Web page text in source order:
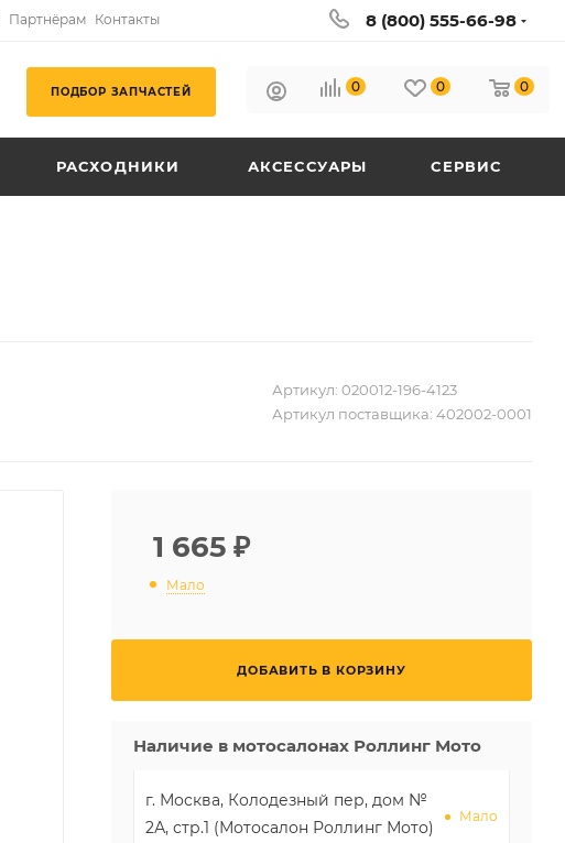
Партнёрам Контакты 8 (800) 555-66-98
ПОДБОР ЗАПЧАСТЕЙ 0 0 0
РАСХОДНИКИ АКСЕССУАРЫ СЕРВИС
Артикул: 020012-196-4123
Артикул поставщика: 402002-0001
1 665 ₽
Мало
ДОБАВИТЬ В КОРЗИНУ
Наличие в мотосалонах Роллинг Мото
г. Москва, Колодезный пер, дом №
2А, стр.1 (Мотосалон Роллинг Мото)
Мало